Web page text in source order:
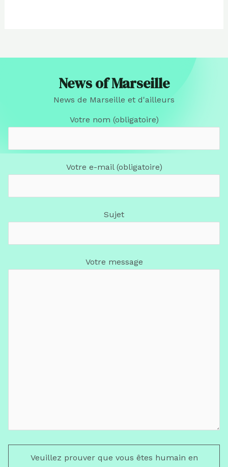
News of Marseille
News de Marseille et d'ailleurs
Votre nom (obligatoire)
Votre e-mail (obligatoire)
Sujet
Votre message
Veuillez prouver que vous êtes humain en